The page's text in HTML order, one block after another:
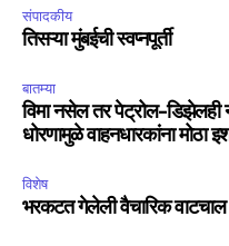
संपादकीय
तिसऱ्या मुंबईची स्वप्नपूर्ती
बातम्या
विमा नसेल तर पेट्रोल-डिझेलही
धोरणामुळे वाहनधारकांना मोठा
विशेष
भरकटत गेलेली वैचारिक